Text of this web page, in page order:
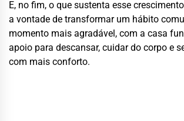
E, no fim, o que sustenta esse
a vontade de transformar um hábito
momento mais agradável, com a casa
apoio para descansar, cuidar do corpo e
com mais conforto.